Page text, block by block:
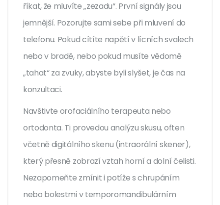
říkat, že mluvíte „zezadu“. První signály jsou
jemnější. Pozorujte sami sebe při mluvení do
telefonu. Pokud cítíte napětí v lícních svalech
nebo v bradě, nebo pokud musíte vědomě
„tahat“ za zvuky, abyste byli slyšet, je čas na
konzultaci.
Navštivte orofaciálního terapeuta nebo
ortodonta. Ti provedou analýzu skusu, often
včetně digitálního skenu (intraorální skener),
který přesně zobrazí vztah horní a dolní čelisti.
Nezapomeňte zmínit i potíže s chrupáním
nebo bolestmi v temporomandibulárním